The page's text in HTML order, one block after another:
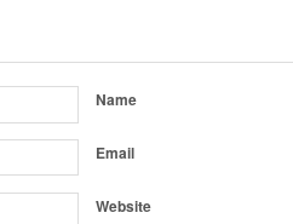
Name
Email
Website